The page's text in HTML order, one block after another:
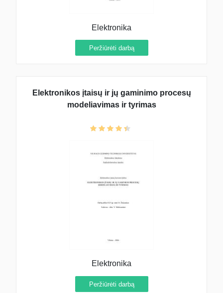
Elektronika
Peržiūrėti darbą
Elektronikos įtaisų ir jų gaminimo procesų
modeliavimas ir tyrimas
Elektronika
Peržiūrėti darbą